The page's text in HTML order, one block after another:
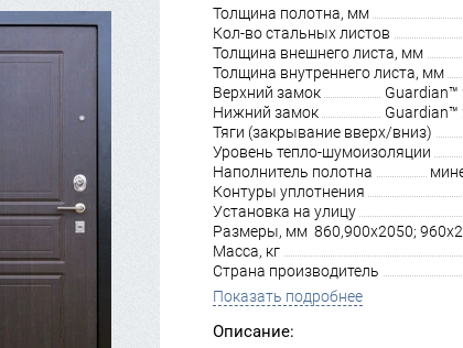
Толщина полотна, мм
Кол-во стальных листов
Толщина внешнего листа, мм
Толщина внутреннего листа, мм
Верхний замок
Guardian™
Нижний замок
Guardian™
Тяги (закрывание вверх/вниз)
Уровень тепло-шумоизоляции
Наполнитель полотна
Контуры уплотнения
Установка на улицу
Размеры, мм 860,900х2050;
Масса, кг
Страна производитель
Показать подробнее
Описание: